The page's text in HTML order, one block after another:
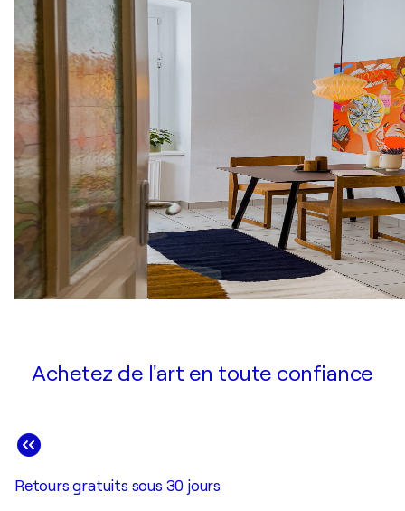
Achetez de l'art en toute confiance
Retours gratuits sous 30 jours